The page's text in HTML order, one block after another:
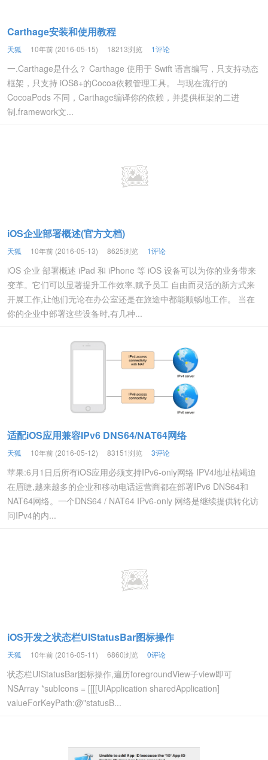
Carthage安装和使用教程
天狐 10年前 (2016-05-15) 18213浏览 1评论
一.Carthage是什么？ Carthage 使用于 Swift 语言编写，只支持动态
框架，只支持 iOS8+的Cocoa依赖管理工具。 与现在流行的
CocoaPods 不同，Carthage编译你的依赖，并提供框架的二进
制.framework文...
iOS企业部署概述(官方文档)
天狐 10年前 (2016-05-13) 8625浏览 1评论
iOS 企业 部署概述 iPad 和 iPhone 等 iOS 设备可以为你的业务带来
变革。它们可以显著提升工作效率,赋予员工 自由而灵活的新方式来
开展工作,让他们无论在办公室还是在旅途中都能顺畅地工作。 当在
你的企业中部署这些设备时,有几种...
适配iOS应用兼容IPv6 DNS64/NAT64网络
天狐 10年前 (2016-05-12) 83151浏览 3评论
苹果:6月1日后所有iOS应用必须支持IPv6-only网络 IPV4地址枯竭迫
在眉睫,越来越多的企业和移动电话运营商都在部署IPv6 DNS64和
NAT64网络。一个DNS64 / NAT64 IPv6-only 网络是继续提供转化访
问IPv4的内...
iOS开发之状态栏UIStatusBar图标操作
天狐 10年前 (2016-05-11) 6860浏览 0评论
状态栏UIStatusBar图标操作,遍历foregroundView子view即可
NSArray *subIcons = [[[[UIApplication sharedApplication]
valueForKeyPath:@"statusB...